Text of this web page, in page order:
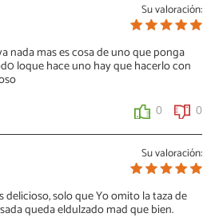
Su valoración:
nada mas es cosa de uno que ponga
loque hace uno hay que hacerlo con
0 0
Su valoración:
delicioso, solo que Yo omito la taza de
queda eldulzado mad que bien.